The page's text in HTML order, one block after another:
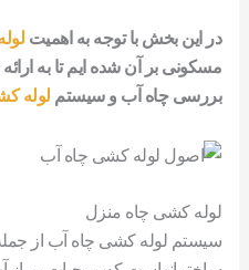
در این بخش با توجه به اهمیت
مسکونی بر آن شده ایم تا به
بررسی چاه آب و سیستم لوله
لوله کشی چاه منزل
سیستم لوله کشی چاه آب از جمله